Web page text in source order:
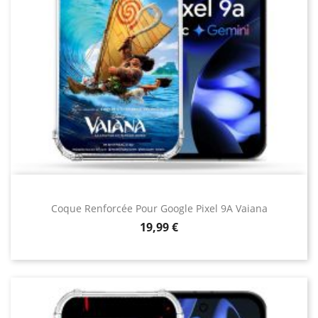
Coque Renforcée Pour Google Pixel 9A Vaiana
Prix
19,99 €